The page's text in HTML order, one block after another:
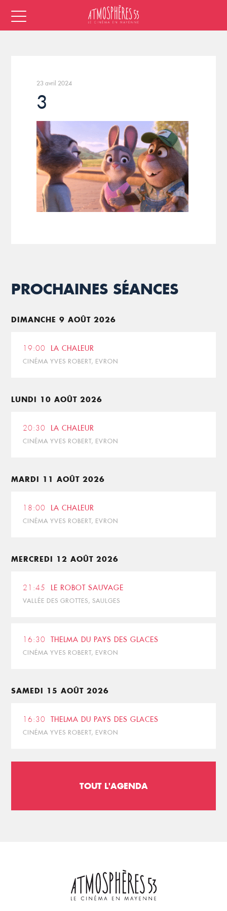
23 avril 2024
3
PROCHAINES SÉANCES
DIMANCHE 9 AOÛT 2026
19:00 LA CHALEUR
CINÉMA YVES ROBERT, EVRON
LUNDI 10 AOÛT 2026
20:30 LA CHALEUR
CINÉMA YVES ROBERT, EVRON
MARDI 11 AOÛT 2026
18:00 LA CHALEUR
CINÉMA YVES ROBERT, EVRON
MERCREDI 12 AOÛT 2026
21:45 LE ROBOT SAUVAGE
VALLÉE DES GROTTES, SAULGES
16:30 THELMA DU PAYS DES GLACES
CINÉMA YVES ROBERT, EVRON
SAMEDI 15 AOÛT 2026
16:30 THELMA DU PAYS DES GLACES
CINÉMA YVES ROBERT, EVRON
TOUT L'AGENDA